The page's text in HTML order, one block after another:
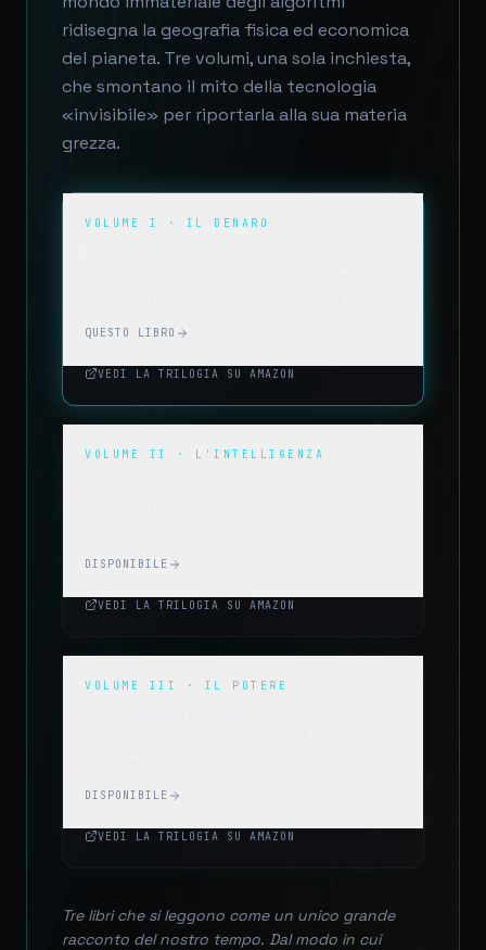
ridisegna la geografia fisica ed economica
del pianeta. Tre volumi, una sola inchiesta,
che smontano il mito della tecnologia
«invisibile» per riportarla alla sua materia
grezza.
VOLUME I · IL DENARO
QUESTO LIBRO
VEDI LA TRILOGIA SU AMAZON
VOLUME II · L'INTELLIGENZA
DISPONIBILE
VEDI LA TRILOGIA SU AMAZON
VOLUME III · IL POTERE
DISPONIBILE
VEDI LA TRILOGIA SU AMAZON
Tre libri che si leggono come un unico grande
racconto del nostro tempo. Dal modo in cui